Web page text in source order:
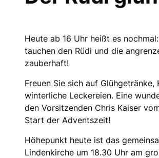
Heute ab 16 Uhr heißt es
tauchen den Rüdi und die
zauberhaft!
Freuen Sie sich auf
winterliche Leckereien. Eine
den Vorsitzenden Chris Kaiser
Start der Adventszeit!
Höhepunkt heute ist das
Lindenkirche um 18.30 Uhr am